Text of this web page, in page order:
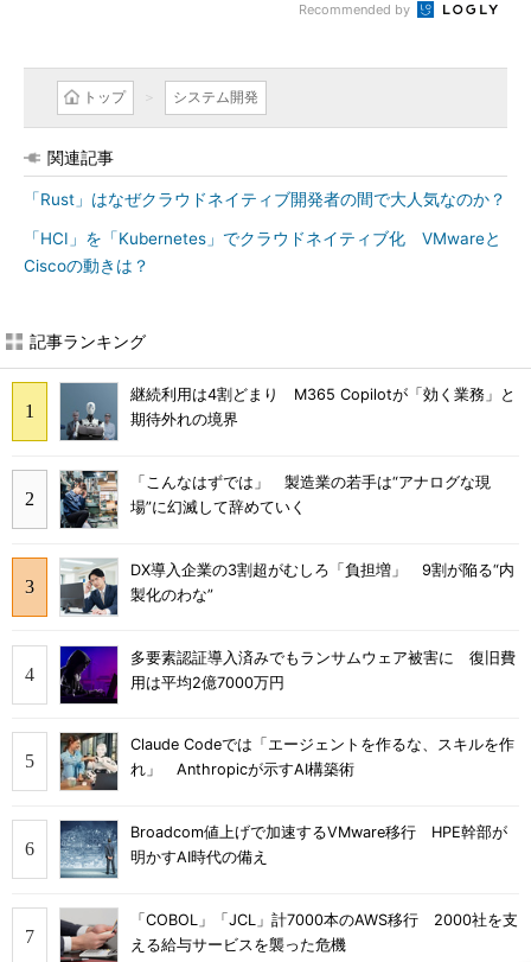
Recommended by
トップ システム開発
関連記事
「Rust」はなぜクラウドネイティブ開発者の間で大人気なのか？
「HCI」を「Kubernetes」でクラウドネイティブ化 VMwareと
Ciscoの動きは？
記事ランキング
継続利用は4割どまり M365 Copilotが「効く業務」と
期待外れの境界
「こんなはずでは」 製造業の若手は“アナログな現
場”に幻滅して辞めていく
DX導入企業の3割超がむしろ「負担増」 9割が陥る“内
製化のわな”
多要素認証導入済みでもランサムウェア被害に 復旧費
用は平均2億7000万円
Claude Codeでは「エージェントを作るな、スキルを作
れ」 Anthropicが示すAI構築術
Broadcom値上げで加速するVMware移行 HPE幹部が
明かすAI時代の備え
「COBOL」「JCL」計7000本のAWS移行 2000社を支
える給与サービスを襲った危機